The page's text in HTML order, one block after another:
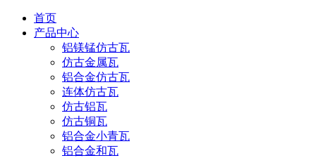
首页
产品中心
铝镁锰仿古瓦
仿古金属瓦
铝合金仿古瓦
连体仿古瓦
仿古铝瓦
仿古铜瓦
铝合金小青瓦
铝合金和瓦